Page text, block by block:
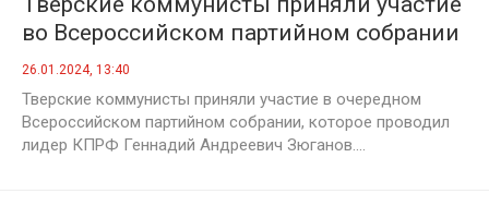
во Всероссийском партийном собрании
26.01.2024, 13:40
Тверские коммунисты приняли участие в очередном
Всероссийском партийном собрании, которое проводил
лидер КПРФ Геннадий Андреевич Зюганов....